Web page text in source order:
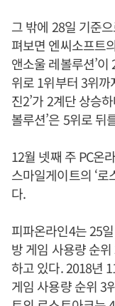
그 밖에 28일 기준
펴보면 엔씨소프트
앤소울 레볼루션’이
위로 1위부터 3위까
진2’가 2계단 상승
볼루션’은 5위로 뒤
12월 넷째 주 PC온
스마일게이트의 ‘
다.
피파온라인4는 25
방 게임 사용량 순
하고 있다. 2018년
게임 사용량 순위 3